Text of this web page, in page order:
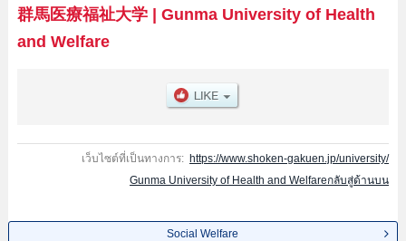
เข้าศึกษาเช่นจำนวนคนที่รับสมัครหรือจำนวนคนที่ผ่านการสอบคัดเลือก
เป็นต้น,แนะนำสถานที่,การเดินทางเป็นต้นไว้ด้วยดังนั้นขอเชิญใช้บริการค้นหา
ข้อมูลตามอัธยาศัย
群馬医療福祉大学| Gunma University of Health
and Welfare
เว็บไซต์ที่เป็นทางการ: https://www.shoken-gakuen.jp/university/
Gunma University of Health and Welfareกลับสู่ด้านบน
Social Welfare